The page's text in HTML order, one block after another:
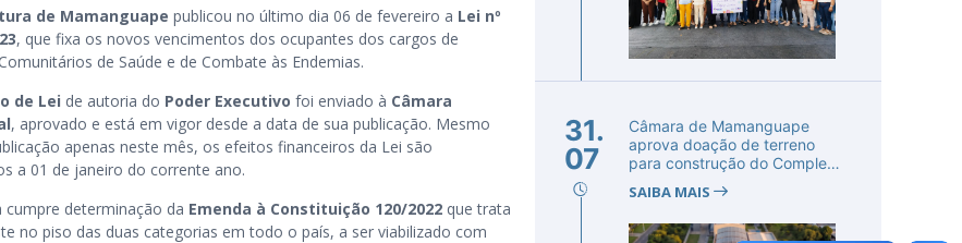
de Mamanguape publicou no último dia 06 de fevereiro a Lei nº
, que fixa os novos vencimentos dos ocupantes dos cargos de
de Saúde e de Combate às Endemias.
de Lei de autoria do Poder Executivo foi enviado à Câmara
, aprovado e está em vigor desde a data de sua publicação. Mesmo
apenas neste mês, os efeitos financeiros da Lei são
a 01 de janeiro do corrente ano.
cumpre determinação da Emenda à Constituição 120/2022 que trata
no piso das duas categorias em todo o país, a ser viabilizado com
31.
07
Câmara de Mamanguape
aprova doação de terreno
para construção do Complexo
SAIBA MAIS